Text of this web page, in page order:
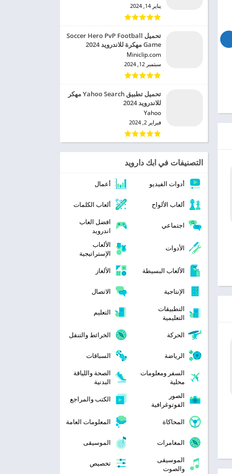
يناير 14, 2024
تحميل Soccer Hero PvP Football
Game مهكرة للاندرويد 2024
Miniclip.com‏
سبتمبر 12, 2024
تحميل تطبيق Yahoo Search مهكر
للاندرويد 2024
Yahoo‏
فبراير 2, 2024
التصنيفات في ابك دارويد
أدوات الفيديو أعمال
ألعاب الألواح ألعاب الكلمات
اجتماعي
افضل العاب
اندرويد
الأدوات
الألعاب
الإستراتيجية
الألعاب البسيطة
الألغاز
الإنتاجية
الاتصال
التطبيقات
التعليمية
التعليم
الحركة الخرائط والتنقل
الرياضة
السباقات
السفر ومعلومات
محلية
الصحة واللياقة
البدنية
الصور
الفوتوغرافية
الكتب والمراجع
المحاكاة المعلومات العامة
المغامرات
الموسيقى
الموسيقى
والصوت
تخصيص